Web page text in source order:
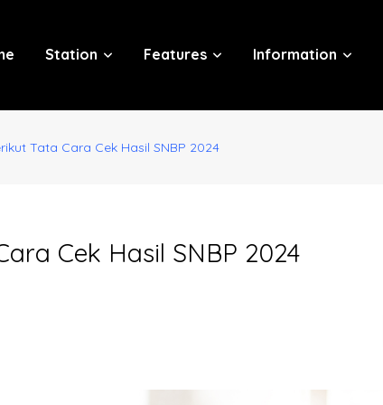
Station Features Information
Tata Cara Cek Hasil SNBP 2024
Cek Hasil SNBP 2024